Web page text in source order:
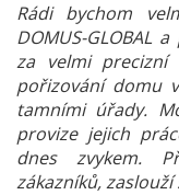
Rádi bychom
DOMUS-GLOBAL
za velmi
pořizování domu
tamními úřady.
provize jejich
dnes zvykem.
zákazníků, zaslouží